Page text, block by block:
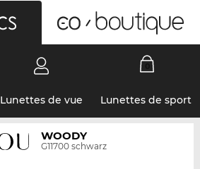
Lunettes de vue Lunettes de sport
WOODY
G11700 schwarz